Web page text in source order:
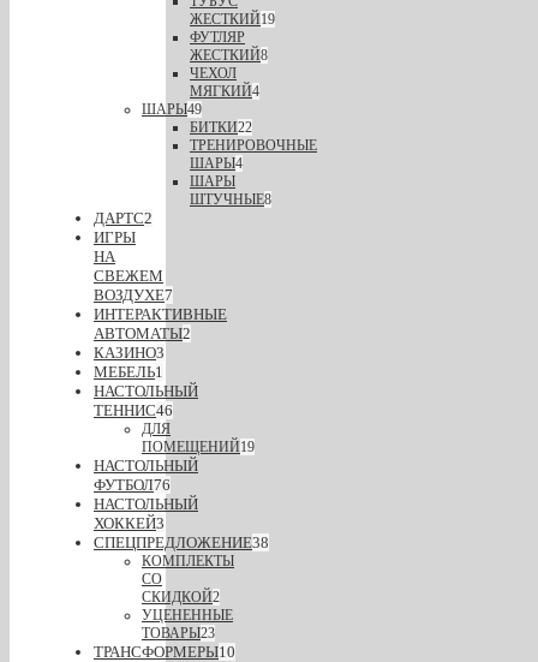
ЖЕСТКИЙ19
ФУТЛЯР
ЖЕСТКИЙ8
ЧЕХОЛ
МЯГКИЙ4
ШАРЫ49
БИТКИ22
ТРЕНИРОВОЧНЫЕ
ШАРЫ4
ШАРЫ
ШТУЧНЫЕ8
ДАРТС2
ИГРЫ
НА
СВЕЖЕМ
ВОЗДУХЕ7
ИНТЕРАКТИВНЫЕ
АВТОМАТЫ2
КАЗИНО3
МЕБЕЛЬ1
НАСТОЛЬНЫЙ
ТЕННИС46
ДЛЯ
ПОМЕЩЕНИЙ19
НАСТОЛЬНЫЙ
ФУТБОЛ76
НАСТОЛЬНЫЙ
ХОККЕЙ3
СПЕЦПРЕДЛОЖЕНИЕ38
КОМПЛЕКТЫ
СО
СКИДКОЙ2
УЦЕНЕННЫЕ
ТОВАРЫ23
ТРАНСФОРМЕРЫ10